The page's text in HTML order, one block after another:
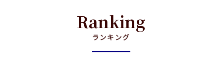
Ranking
ランキング